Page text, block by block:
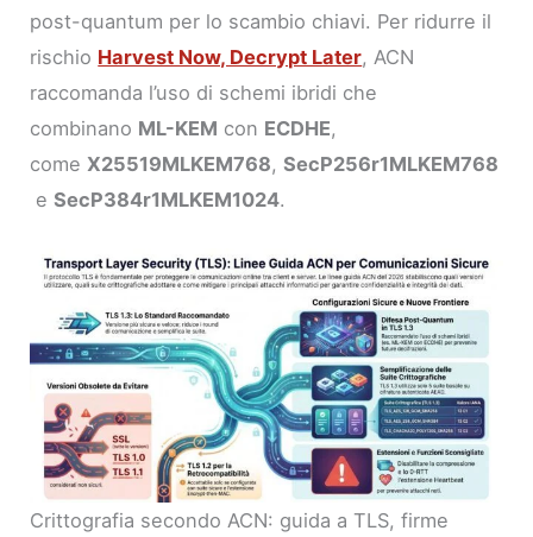
post-quantum per lo scambio chiavi. Per ridurre il
rischio Harvest Now, Decrypt Later, ACN
raccomanda l’uso di schemi ibridi che
combinano ML-KEM con ECDHE,
comeX25519MLKEM768,SecP256r1MLKEM768
eSecP384r1MLKEM1024.
Crittografia secondo ACN: guida a TLS, firme